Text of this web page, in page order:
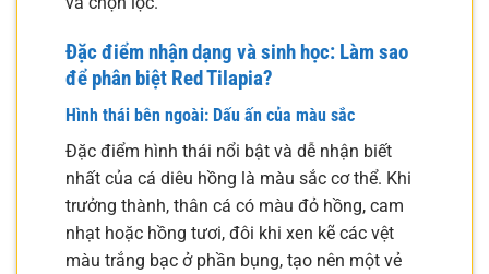
Đặc điểm nhận dạng và sinh học: Làm sao
để phân biệt Red Tilapia?
Hình thái bên ngoài: Dấu ấn của màu sắc
Đặc điểm hình thái nổi bật và dễ nhận biết
nhất của cá diêu hồng là màu sắc cơ thể. Khi
trưởng thành, thân cá có màu đỏ hồng, cam
nhạt hoặc hồng tươi, đôi khi xen kẽ các vệt
màu trắng bạc ở phần bụng, tạo nên một vẻ